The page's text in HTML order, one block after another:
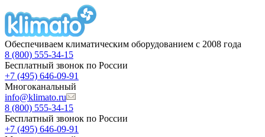
Обеспечиваем климатическим оборудованием с 2008 года
8 (800) 555-34-15
Бесплатный звонок по России
+7 (495) 646-09-91
Многоканальный
info@klimato.ru
8 (800) 555-34-15
Бесплатный звонок по России
+7 (495) 646-09-91